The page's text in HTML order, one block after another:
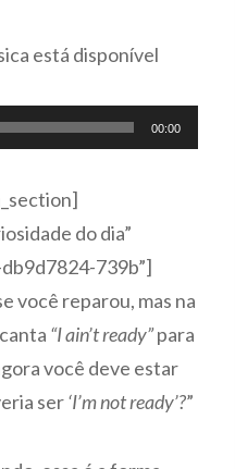
está disponível
00:00
do dia”
739b”]
você reparou, mas na
“I ain’t ready”para
você deve estar
ser‘I’m not ready’?”